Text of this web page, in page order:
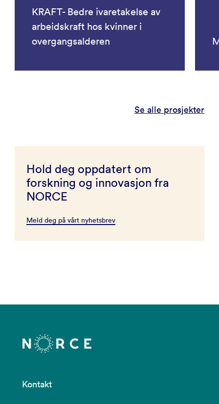
KRAFT- Bedre ivaretakelse av
arbeidskraft hos kvinner i
overgangsalderen
Se alle prosjekter
Hold deg oppdatert om
forskning og innovasjon fra
NORCE
Meld deg på vårt nyhetsbrev
Kontakt